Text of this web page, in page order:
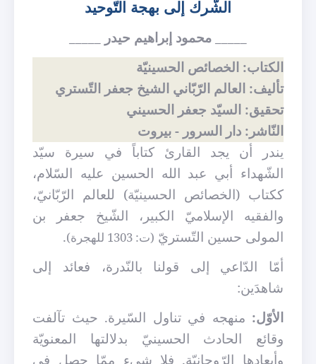
الشّرك إلى بهجة التّوحيد
_____ محمود إبراهيم حيدر _____
الكتاب: الخصائص الحسينيّة
تأليف: العالم الرّبّاني الشيخ جعفر التّستري
تحقيق: السيّد جعفر الحسيني
النّاشر: دار السرور - بيروت
يندر أن يجد القارئ كتاباً في سيرة سيّد
الشّهداء أبي عبد الله الحسين عليه السّلام،
ككتاب (الخصائص الحسينيّة) للعالم الرّبّانيّ،
والفقيه الإسلاميّ الكبير، الشّيخ جعفر بن
المولى حسين التّستريّ (ت: 1303 للهجرة)
.
أمّا الدّاعي إلى قولنا بالنّدرة، فعائد إلى
شاهدَين:
الأوّل: منهجه في تناول السّيرة. حيث تآلفت
وقائع الحادث الحسينيّ بدلالتها المعنويّة
وأبعادها الرّوحانيّة. فلا شيء ممّا حصل في